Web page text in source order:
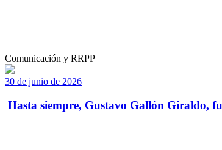
Comunicación y RRPP
30 de junio de 2026
Hasta siempre, Gustavo Gallón Giraldo,